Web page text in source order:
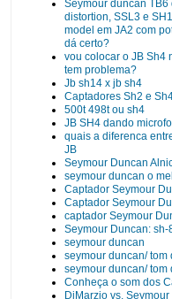
Seymour duncan TB6
distortion, SSL3 e
model em JA2 com
dá certo?
vou colocar o JB Sh4
tem problema?
Jb sh14 x jb sh4
Captadores Sh2 e
500t 498t ou sh4
JB SH4 dando
quais a diferenca
JB
Seymour Duncan
seymour duncan o
Captador Seymour
Captador Seymour
captador Seymour
Seymour Duncan:
seymour duncan
seymour duncan/ tom
seymour duncan/ tom
Conheça o som dos
DiMarzio vs.